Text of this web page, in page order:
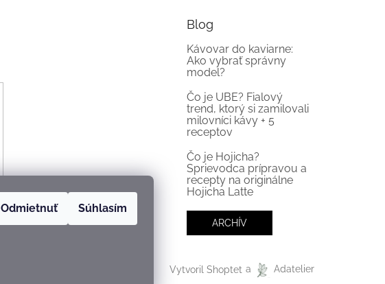
Odmietnuť Súhlasím
Blog
Kávovar do kaviarne:
Ako vybrať správny
model?
Čo je UBE? Fialový
trend, ktorý si zamilovali
milovníci kávy + 5
receptov
Čo je Hojicha?
Sprievodca prípravou a
recepty na originálne
Hojicha Latte
ARCHÍV
Vytvoril Shoptet a Adatelier